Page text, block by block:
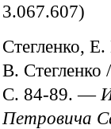
3.067.607)
Стегленко,
В.
С. 84-89. —
Петровича